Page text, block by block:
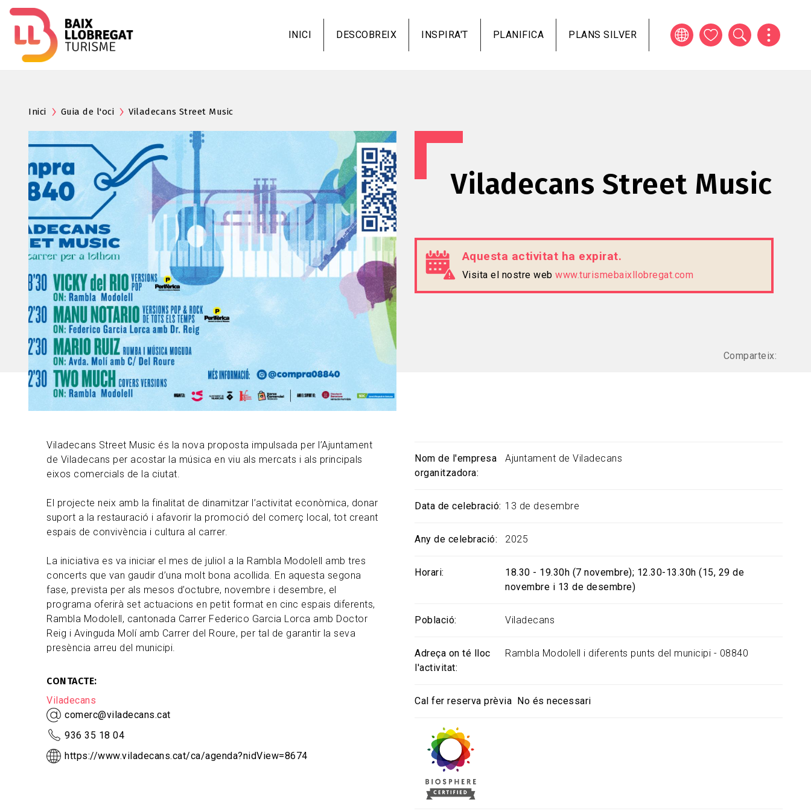
al
contingut
INICI DESCOBREIX INSPIRA'T PLANIFICA PLANS SILVER
Inici Guia de l'oci Viladecans Street Music
Viladecans Street Music
Aquesta activitat ha expirat.
Visita el nostre web www.turismebaixllobregat.com
Comparteix:
Viladecans Street Music és la nova proposta impulsada per l’Ajuntament
de Viladecans per acostar la música en viu als mercats i als principals
eixos comercials de la ciutat.
El projecte neix amb la finalitat de dinamitzar l’activitat econòmica, donar
suport a la restauració i afavorir la promoció del comerç local, tot creant
espais de convivència i cultura al carrer.
La iniciativa es va iniciar el mes de juliol a la Rambla Modolell amb tres
concerts que van gaudir d’una molt bona acollida. En aquesta segona
fase, prevista per als mesos d’octubre, novembre i desembre, el
programa oferirà set actuacions en petit format en cinc espais diferents,
Rambla Modolell, cantonada Carrer Federico Garcia Lorca amb Doctor
Reig i Avinguda Molí amb Carrer del Roure, per tal de garantir la seva
presència arreu del municipi.
CONTACTE
Viladecans
comerc@viladecans.cat
936 35 18 04
https://www.viladecans.cat/ca/agenda?nidView=8674
Nom de l'empresa
organitzadora
Ajuntament de Viladecans
Data de celebració 13 de desembre
Any de celebració 2025
Horari
18.30 - 19.30h (7 novembre); 12.30-13.30h (15, 29 de
novembre i 13 de desembre)
Població Viladecans
Adreça on té lloc
l'activitat
Rambla Modolell i diferents punts del municipi - 08840
Cal fer reserva prèvia No és necessari